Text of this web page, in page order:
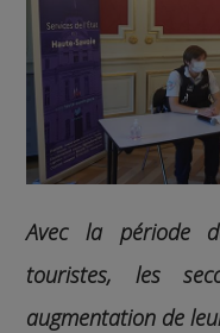
Avec la période
touristes, les
augmentation de